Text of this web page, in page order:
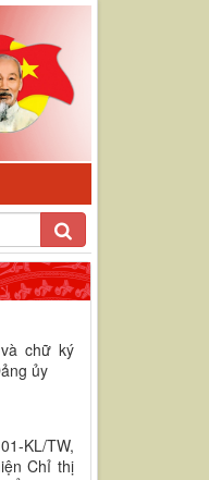
chữ ký
ủy
KL/TW,
Chỉ thị